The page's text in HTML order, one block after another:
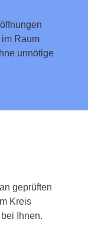
Raum
unnötige
geprüften
Kreis
Ihnen.